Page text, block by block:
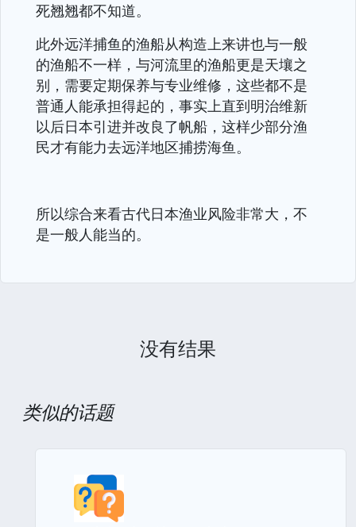
死翘翘都不知道。
此外远洋捕鱼的渔船从构造上来讲也与一般
的渔船不一样，与河流里的渔船更是天壤之
别，需要定期保养与专业维修，这些都不是
普通人能承担得起的，事实上直到明治维新
以后日本引进并改良了帆船，这样少部分渔
民才有能力去远洋地区捕捞海鱼。
所以综合来看古代日本渔业风险非常大，不
是一般人能当的。
没有结果
类似的话题